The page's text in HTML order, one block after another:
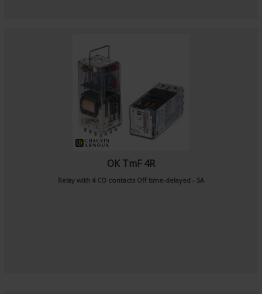
OK TmF 4R
Relay with 4 CO contacts Off time-delayed - 5A